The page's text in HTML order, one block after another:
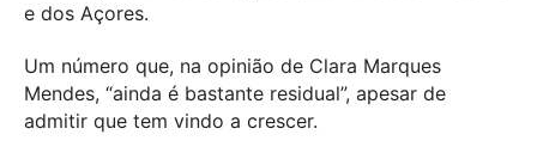
e dos Açores.
Um número que, na opinião de Clara Marques
Mendes, “ainda é bastante residual”, apesar de
admitir que tem vindo a crescer.